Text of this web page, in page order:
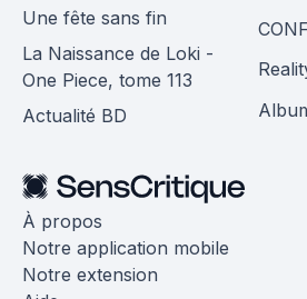
Une fête sans fin
La Naissance de Loki -
One Piece, tome 113
Actualité BD
À propos
Notre application mobile
Notre extension